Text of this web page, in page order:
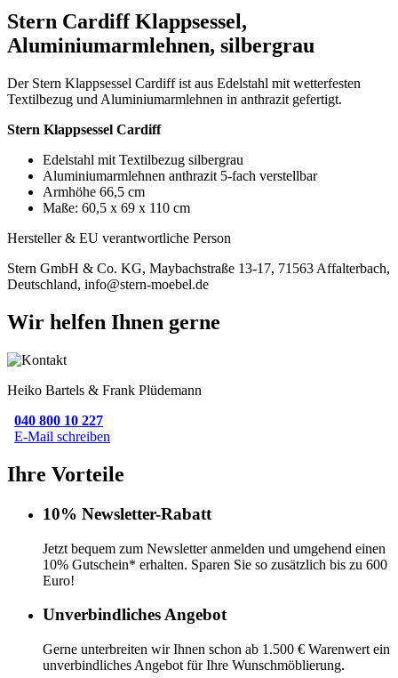
Stern Cardiff Klappsessel,
Aluminiumarmlehnen, silbergrau
Der Stern Klappsessel Cardiff ist aus Edelstahl mit wetterfesten
Textilbezug und Aluminiumarmlehnen in anthrazit gefertigt.
Stern Klappsessel Cardiff
Edelstahl mit Textilbezug silbergrau
Aluminiumarmlehnen anthrazit 5-fach verstellbar
Armhöhe 66,5 cm
Maße: 60,5 x 69 x 110 cm
Hersteller & EU verantwortliche Person
Stern GmbH & Co. KG, Maybachstraße 13-17, 71563 Affalterbach,
Deutschland, info@stern-moebel.de
Wir helfen Ihnen gerne
Heiko Bartels & Frank Plüdemann
040 800 10 227
E-Mail schreiben
Ihre Vorteile
10% Newsletter-Rabatt
Jetzt bequem zum Newsletter anmelden und umgehend einen
10% Gutschein* erhalten. Sparen Sie so zusätzlich bis zu 600
Euro!
Unverbindliches Angebot
Gerne unterbreiten wir Ihnen schon ab 1.500 € Warenwert ein
unverbindliches Angebot für Ihre Wunschmöblierung.